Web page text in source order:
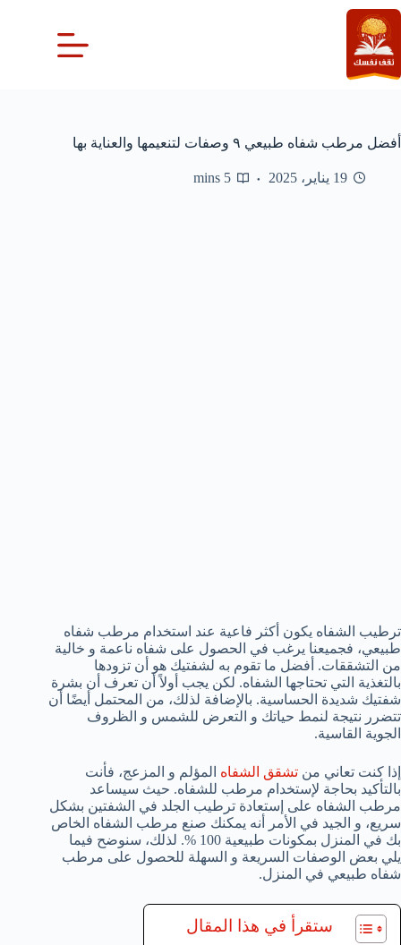
التجاوز
إلى
المحتوى
أفضل مرطب شفاه طبيعي ٩ وصفات لتنعيمها والعناية بها
19 يناير، 2025 5 mins
ترطيب الشفاه يكون أكثر فاعية عند استخدام مرطب شفاه
طبيعي، فجميعنا يرغب في الحصول على شفاه ناعمة و خالية
من التشققات. أفضل ما تقوم به لشفتيك هو أن تزودها
بالتغذية التي تحتاجها الشفاه. لكن يجب أولاً أن تعرف أن بشرة
شفتيك شديدة الحساسية. بالإضافة لذلك، من المحتمل أيضًا أن
تتضرر نتيجة لنمط حياتك و التعرض للشمس و الظروف
الجوية القاسية.
إذا كنت تعاني من تشقق الشفاه المؤلم و المزعج، فأنت
بالتأكيد بحاجة لإستخدام مرطب للشفاه. حيث سيساعد
مرطب الشفاه على إستعادة ترطيب الجلد في الشفتين بشكل
سريع، و الجيد في الأمر أنه يمكنك صنع مرطب الشفاه الخاص
بك في المنزل بمكونات طبيعية 100 %. لذلك، سنوضح فيما
يلي بعض الوصفات السريعة و السهلة للحصول على مرطب
شفاه طبيعي في المنزل.
ستقرأ في هذا المقال